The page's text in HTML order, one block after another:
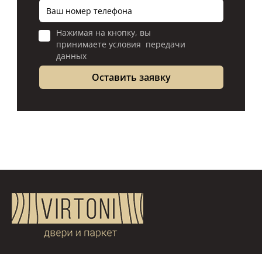
Нажимая на кнопку, вы
принимаете условия передачи
данных